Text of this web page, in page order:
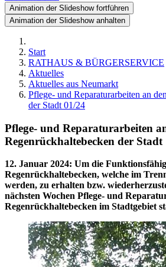
Animation der Slideshow fortführen
Animation der Slideshow anhalten
Start
RATHAUS & BÜRGERSERVICE
Aktuelles
Aktuelles aus Neumarkt
Pflege- und Reparaturarbeiten an
der Stadt 01/24
Pflege- und Reparaturarbeiten
Regenrückhaltebecken der Stadt
12. Januar 2024: Um die
Regenrückhaltebecken, welche im
werden, zu erhalten bzw.
nächsten Wochen Pflege- und
Regenrückhaltebecken im Stadtgebiet